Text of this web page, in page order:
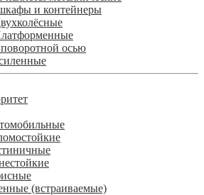
и контейнеры
осью
(встраиваемые)